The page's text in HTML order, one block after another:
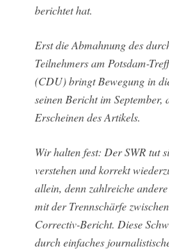
berichtet hat.
Erst die Abmahnung des
Teilnehmers am Potsdam-
(CDU) bringt Bewegung in
seinen Bericht im September,
Erscheinen des Artikels.
Wir halten fest: Der SWR tut
verstehen und korrekt
allein, denn zahlreiche
mit der Trennschärfe
Correctiv-Bericht. Diese
durch einfaches